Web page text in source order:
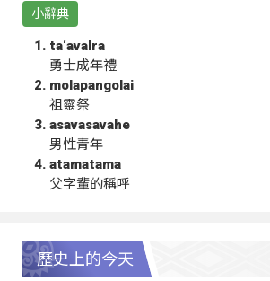
小辭典
ta‘avalra
勇士成年禮
molapangolai
祖靈祭
asavasavahe
男性青年
atamatama
父字輩的稱呼
歷史上的今天